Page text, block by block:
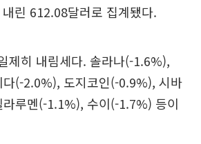
린 612.08달러로 집계됐다.
제히 내림세다. 솔라나(-1.6%),
(-2.0%), 도지코인(-0.9%), 시바
루멘(-1.1%), 수이(-1.7%) 등이